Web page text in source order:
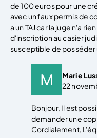
de 100 euros pour une
avec un faux permis de
a un TAJ car la juge n'a
d'inscription au casier
susceptible de posséder
Marie
22
Bonjour, Il est
demander une
Cordialement,